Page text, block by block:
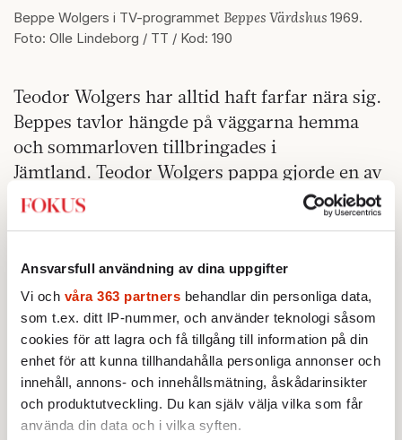
Ansvarsfull användning av dina uppgifter
Vi och våra 363 partners behandlar din personliga data,
som t.ex. ditt IP-nummer, och använder teknologi såsom
cookies för att lagra och få tillgång till information på din
enhet för att kunna tillhandahålla personliga annonser och
innehåll, annons- och innehållsmätning, åskådarinsikter
och produktutveckling. Du kan själv välja vilka som får
använda din data och i vilka syften.
Beppe Wolgers i TV-programmet Beppes Värdshus 1969.
Foto: Olle Lindeborg / TT / Kod: 190
Teodor Wolgers har alltid haft farfar nära sig.
Beppes tavlor hängde på väggarna hemma
och sommarloven tillbringades i
Jämtland. Teodor Wolgers pappa gjorde en av
rollerna i
, farmor och en
faster var också med. Skivprojektet är ett sätt
Wolgers alltid saknat.
­–Det finns en sorg i att inte få träffa den
personen man är så starkt förknippad med.
Jag är stolt över honom och jag får ju lite
utrymme av namnet. Farfar var en grumlig
del av min existens som jag behövde göra upp